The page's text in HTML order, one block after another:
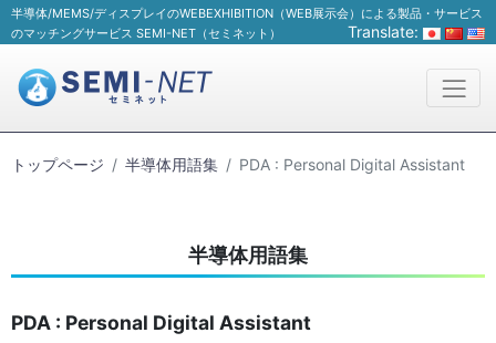
半導体/MEMS/ディスプレイのWEBEXHIBITION（WEB展示会）による製品・サービス
のマッチングサービス SEMI-NET（セミネット）
Translate:
トップページ 半導体用語集 PDA : Personal Digital Assistant
半導体用語集
PDA : Personal Digital Assistant